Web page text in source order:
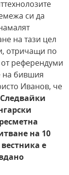
си да
на тази цел
отричащи по
референдуми
на бившия
Иванов, че
Следвайки
на 10
е